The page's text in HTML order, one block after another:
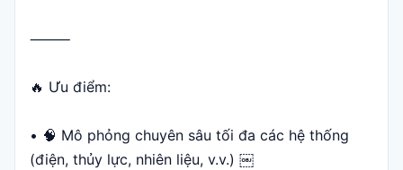
⸻
🔥 Ưu điểm:
• 🧠 Mô phỏng chuyên sâu tối đa các hệ thống
(điện, thủy lực, nhiên liệu, v.v.) ￼